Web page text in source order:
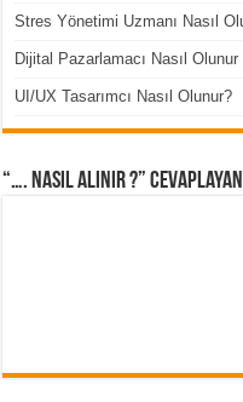
Stres Yönetimi Uzmanı Nasıl
Dijital Pazarlamacı Nasıl Olunur
UI/UX Tasarımcı Nasıl Olunur?
“…. Nasıl Alınır ?”